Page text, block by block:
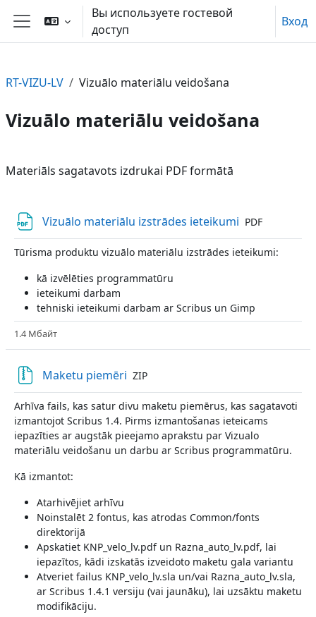
Перейти к основному содержанию
Боковая панель
Вы используете гостевой
доступ
Вход
RT-VIZU-LV Vizuālo materiālu veidošana
Vizuālo materiālu veidošana
Section outline
Materiāls sagatavots izdrukai PDF formātā
Vizuālo materiālu izstrādes ieteikumi Файл
PDF
Tūrisma produktu vizuālo materiālu izstrādes ieteikumi:
kā izvēlēties programmatūru
ieteikumi darbam
tehniski ieteikumi darbam ar Scribus un Gimp
1.4 Мбайт
Maketu piemēri Файл
ZIP
Arhīva fails, kas satur divu maketu piemērus, kas sagatavoti
izmantojot Scribus 1.4. Pirms izmantošanas ieteicams
iepazīties ar augstāk pieejamo aprakstu par Vizualo
materiālu veidošanu un darbu ar Scribus programmatūru.
Kā izmantot:
Atarhivējiet arhīvu
Noinstalēt 2 fontus, kas atrodas Common/fonts
direktorijā
Apskatiet KNP_velo_lv.pdf un Razna_auto_lv.pdf, lai
iepazītos, kādi izskatās izveidoto maketu gala variantu
Atveriet failus KNP_velo_lv.sla un/vai Razna_auto_lv.sla,
ar Scribus 1.4.1 versiju (vai jaunāku), lai uzsāktu maketu
modifikāciju.